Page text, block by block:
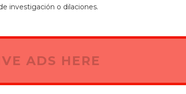
investigación o dilaciones.
ADS HERE